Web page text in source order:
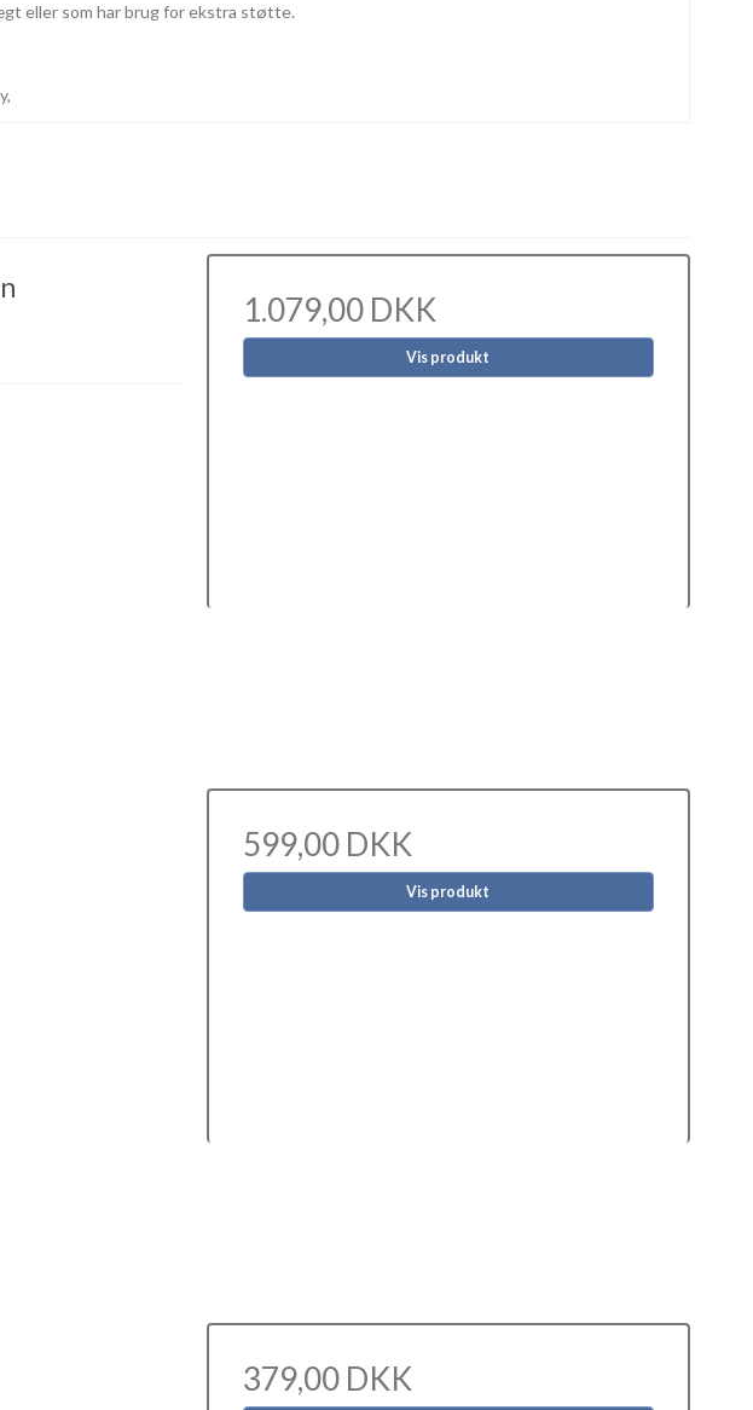
eller som har brug for ekstra støtte.
1.079,00 DKK
Vis produkt
599,00 DKK
Vis produkt
379,00 DKK